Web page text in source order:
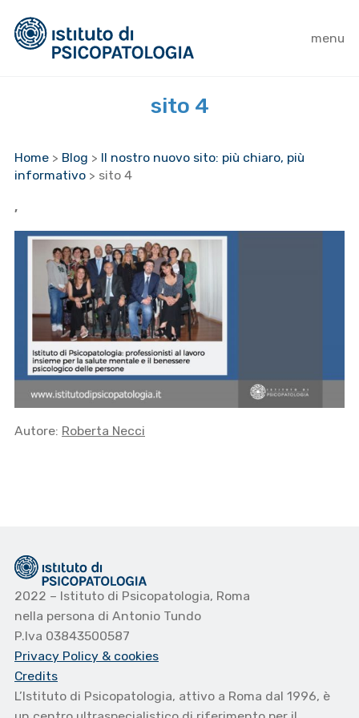
menu
sito 4
Home > Blog > Il nostro nuovo sito: più chiaro, più
informativo > sito 4
,
Autore: Roberta Necci
2022 – Istituto di Psicopatologia, Roma
nella persona di Antonio Tundo
P.Iva 03843500587
Privacy Policy & cookies
Credits
L’Istituto di Psicopatologia, attivo a Roma dal 1996, è